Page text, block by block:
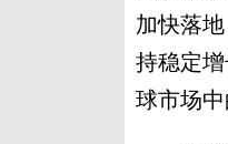
加快落
持稳定
球市场中